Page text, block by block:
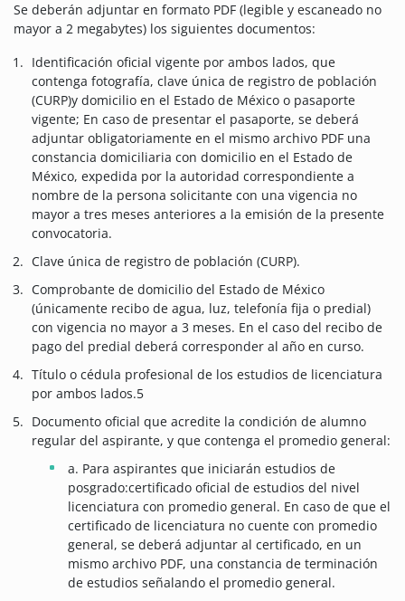
Se deberán adjuntar en formato PDF (legible y escaneado no
mayor a 2 megabytes) los siguientes documentos:
Identificación oficial vigente por ambos lados, que
contenga fotografía, clave única de registro de población
(CURP)y domicilio en el Estado de México o pasaporte
vigente; En caso de presentar el pasaporte, se deberá
adjuntar obligatoriamente en el mismo archivo PDF una
constancia domiciliaria con domicilio en el Estado de
México, expedida por la autoridad correspondiente a
nombre de la persona solicitante con una vigencia no
mayor a tres meses anteriores a la emisión de la presente
convocatoria.
Clave única de registro de población (CURP).
Comprobante de domicilio del Estado de México
(únicamente recibo de agua, luz, telefonía fija o predial)
con vigencia no mayor a 3 meses. En el caso del recibo de
pago del predial deberá corresponder al año en curso.
Título o cédula profesional de los estudios de licenciatura
por ambos lados.5
Documento oficial que acredite la condición de alumno
regular del aspirante, y que contenga el promedio general:
a. Para aspirantes que iniciarán estudios de
posgrado:certificado oficial de estudios del nivel
licenciatura con promedio general. En caso de que el
certificado de licenciatura no cuente con promedio
general, se deberá adjuntar al certificado, en un
mismo archivo PDF, una constancia de terminación
de estudios señalando el promedio general.